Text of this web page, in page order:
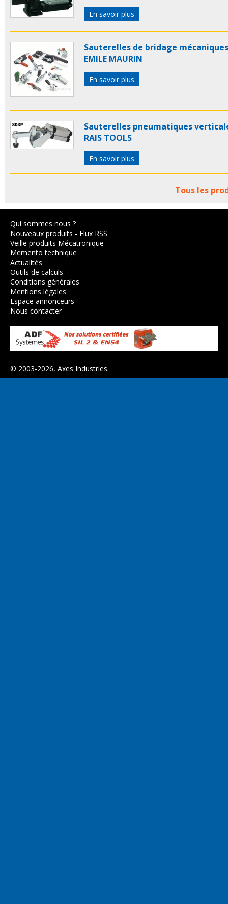
En savoir plus
Sauterelles de bridage mécaniques
EMILE MAURIN
En savoir plus
Sauterelles pneumatiques
RAIS TOOLS
En savoir plus
Tous les
Qui sommes nous ?
Nouveaux produits - Flux RSS
Veille produits Mécatronique
Memento technique
Actualités
Outils de calculs
Conditions générales
Mentions légales
Espace annonceurs
Nous contacter
© 2003-2026, Axes Industries.